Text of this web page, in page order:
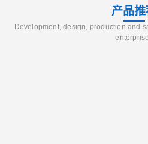
产品推
Development, design, production and